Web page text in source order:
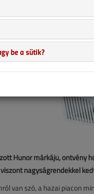
Hunor márkájú, öntvény
nagyságrendekkel
van szó, a hazai piacon
be a sütik?